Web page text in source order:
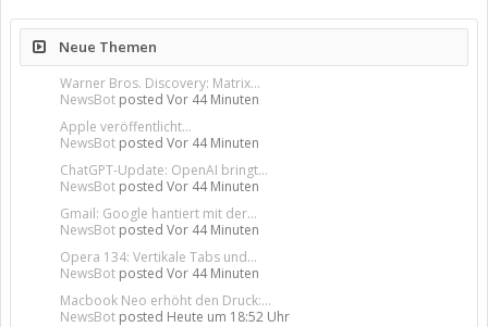
Neue Themen
Warner Bros. Discovery: Matrix...
NewsBot posted Vor 44 Minuten
Apple veröffentlicht...
NewsBot posted Vor 44 Minuten
ChatGPT-Update: OpenAI bringt...
NewsBot posted Vor 44 Minuten
Gmail: Google hantiert mit der...
NewsBot posted Vor 44 Minuten
Opera 134: Vertikale Tabs und...
NewsBot posted Vor 44 Minuten
Macbook Neo erhöht den Druck:...
NewsBot posted Heute um 18:52 Uhr